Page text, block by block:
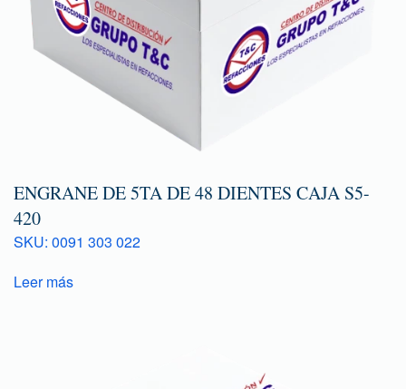
ENGRANE DE 5TA DE 48 DIENTES CAJA S5-
420
SKU: 0091 303 022
Leer más